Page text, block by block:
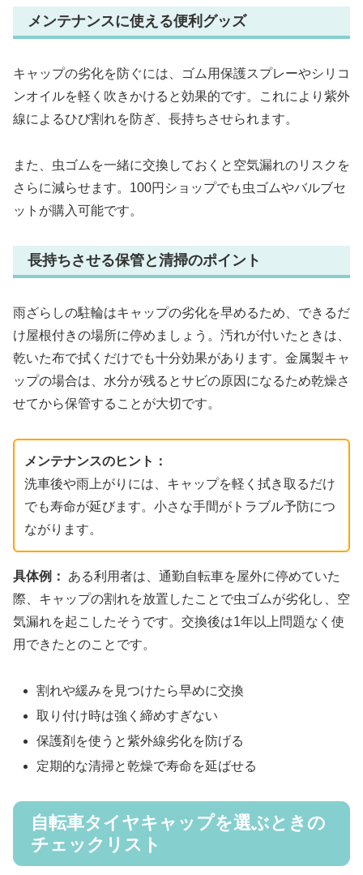
メンテナンスに使える便利グッズ
キャップの劣化を防ぐには、ゴム用保護スプレーやシリコ
ンオイルを軽く吹きかけると効果的です。これにより紫外
線によるひび割れを防ぎ、長持ちさせられます。
また、虫ゴムを一緒に交換しておくと空気漏れのリスクを
さらに減らせます。100円ショップでも虫ゴムやバルブセ
ットが購入可能です。
長持ちさせる保管と清掃のポイント
雨ざらしの駐輪はキャップの劣化を早めるため、できるだ
け屋根付きの場所に停めましょう。汚れが付いたときは、
乾いた布で拭くだけでも十分効果があります。金属製キャ
ップの場合は、水分が残るとサビの原因になるため乾燥さ
せてから保管することが大切です。
メンテナンスのヒント：
洗車後や雨上がりには、キャップを軽く拭き取るだけ
でも寿命が延びます。小さな手間がトラブル予防につ
ながります。
具体例：
ある利用者は、通勤自転車を屋外に停めていた
際、キャップの割れを放置したことで虫ゴムが劣化し、空
気漏れを起こしたそうです。交換後は1年以上問題なく使
用できたとのことです。
割れや緩みを見つけたら早めに交換
取り付け時は強く締めすぎない
保護剤を使うと紫外線劣化を防げる
定期的な清掃と乾燥で寿命を延ばせる
自転車タイヤキャップを選ぶときの
チェックリスト